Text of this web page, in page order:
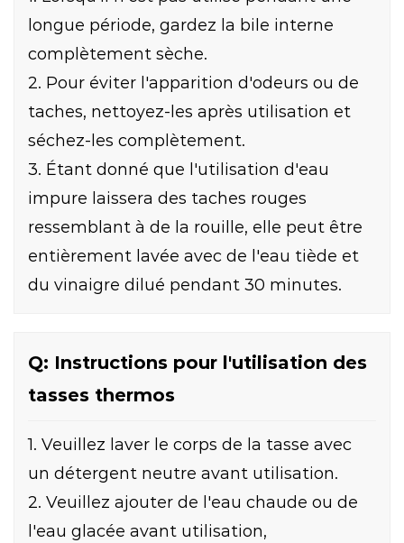
longue période, gardez la bile interne
complètement sèche.
2. Pour éviter l'apparition d'odeurs ou de
taches, nettoyez-les après utilisation et
séchez-les complètement.
3. Étant donné que l'utilisation d'eau
impure laissera des taches rouges
ressemblant à de la rouille, elle peut être
entièrement lavée avec de l'eau tiède et
du vinaigre dilué pendant 30 minutes.
Q: Instructions pour l'utilisation des
tasses thermos
1. Veuillez laver le corps de la tasse avec
un détergent neutre avant utilisation.
2. Veuillez ajouter de l'eau chaude ou de
l'eau glacée avant utilisation,